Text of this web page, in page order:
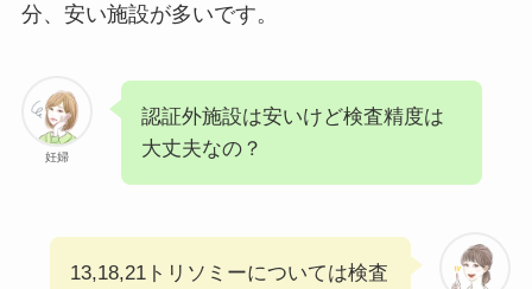
分、安い施設が多いです。
妊婦
認証外施設は安いけど検査精度は
大丈夫なの？
13,18,21トリソミーについては検査